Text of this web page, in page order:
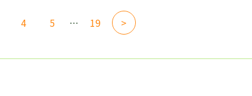
4 5 >
… 19